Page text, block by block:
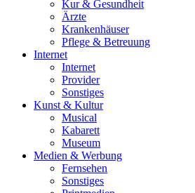
Kur & Gesundheit
Ärzte
Krankenhäuser
Pflege & Betreuung
Internet
Internet
Provider
Sonstiges
Kunst & Kultur
Musical
Kabarett
Museum
Medien & Werbung
Fernsehen
Sonstiges